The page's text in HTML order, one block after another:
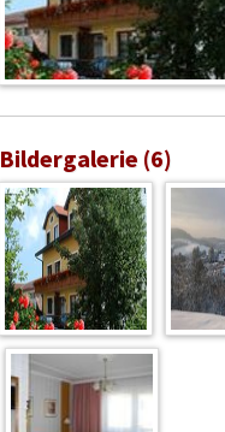
Bildergalerie (6)